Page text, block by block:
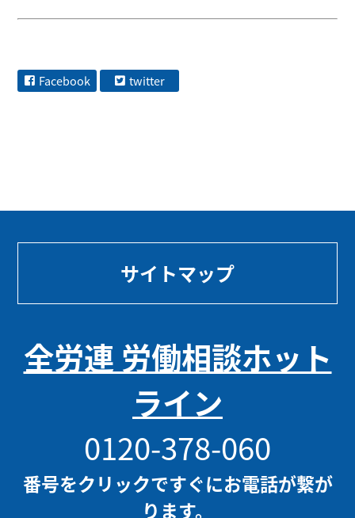
Facebook twitter
サイトマップ
全労連 労働相談ホット
ライン
0120-378-060
番号をクリックですぐにお電話が繋が
ります。